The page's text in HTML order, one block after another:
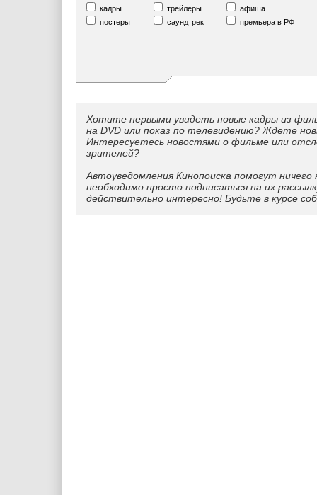
кадры трейлеры
афиша
постеры
саундтрек премьера в РФ
Хотите первыми увидеть новые кадры из
на DVD или показ по телевидению? Ждете
Интересуетесь новостями о фильме или
зрителей?
Автоуведомления Кинопоиска помогут
необходимо просто подписаться на их
действительно интересно! Будьте в курсе